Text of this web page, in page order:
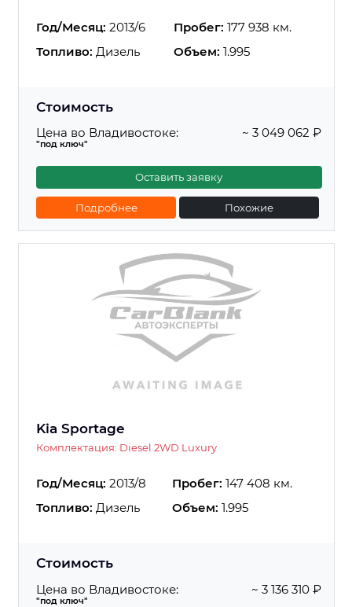
Год/Месяц: 2013/6 Пробег: 177 938 км.
Топливо: Дизель Объем: 1.995
Стоимость
Цена во Владивостоке:
"под ключ"
~ 3 049 062 ₽
Оставить заявку
Подробнее Похожие
Kia Sportage
Комплектация: Diesel 2WD Luxury
Год/Месяц: 2013/8 Пробег: 147 408 км.
Топливо: Дизель Объем: 1.995
Стоимость
Цена во Владивостоке:
"под ключ"
~ 3 136 310 ₽